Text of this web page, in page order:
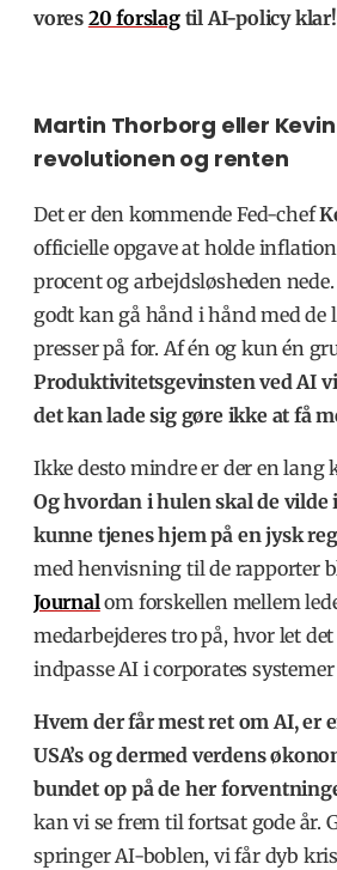
vores 20 forslagtil AI-policy klar!
Martin Thorborg eller
revolutionen og renten
Det er den kommende Fed-chef
officielle opgave at holde
procent og arbejdsløsheden
godt kan gå hånd i hånd med de
presser på for. Af én og kun én
Produktivitetsgevinsten ved AI
det kan lade sig gøre ikke at få
Ikke desto mindre er der en lang
Og hvordan i hulen skal de
kunne tjenes hjem på en jysk
med henvisning til de rapporter
Journalom forskellen mellem
medarbejderes tro på, hvor let
indpasse AI i corporates
Hvem der får mest ret om AI, er
USA’s og dermed verdens
bundet op på de her
kan vi se frem til fortsat gode år.
springer AI-boblen, vi får dyb